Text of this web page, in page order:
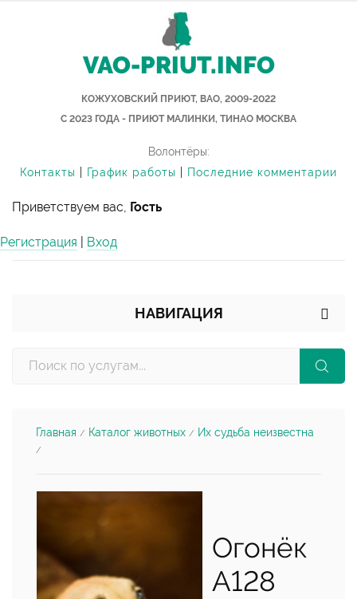
VAO-PRIUT.INFO
КОЖУХОВСКИЙ ПРИЮТ, ВАО, 2009-2022
С 2023 ГОДА - ПРИЮТ МАЛИНКИ, ТИНАО МОСКВА
Волонтёры:
Контакты
График работы Последние комментарии
Приветствуем вас, Гость
Регистрация Вход
НАВИГАЦИЯ
Главная / Каталог животных / Их судьба неизвестна
/
Огонёк
А128